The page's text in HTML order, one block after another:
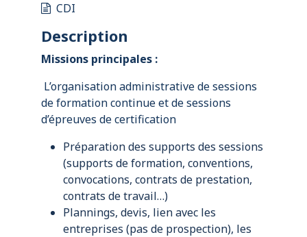
CDI
Description
Missions principales :
L’organisation administrative de sessions
de formation continue et de sessions
d’épreuves de certification
Préparation des supports des sessions
(supports de formation, conventions,
convocations, contrats de prestation,
contrats de travail…)
Plannings, devis, lien avec les
entreprises (pas de prospection), les